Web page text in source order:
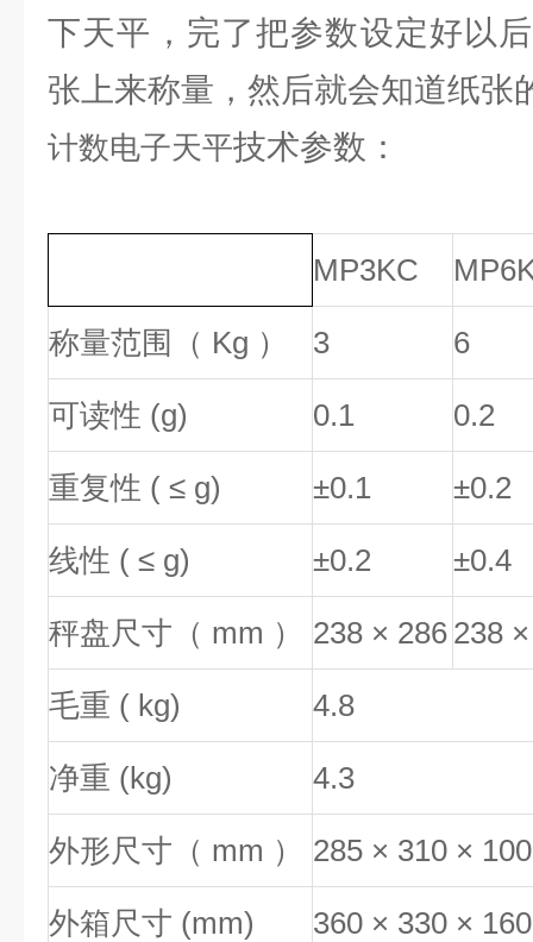
下天平，完了把参数设定好以
张上来称量，然后就会知道纸张
计数电子天平技术参数：
MP3KC
称量范围（ Kg ） 3 6
可读性 (g) 0.1 0.2
重复性 ( ≤ g) ±0.1 ±0.2
线性 ( ≤ g) ±0.2 ±0.4
秤盘尺寸（ mm ） 238 × 286 238
毛重 ( kg) 4.8
净重 (kg) 4.3
外形尺寸（ mm ） 285 × 310 × 100
外箱尺寸 (mm) 360 × 330 × 160